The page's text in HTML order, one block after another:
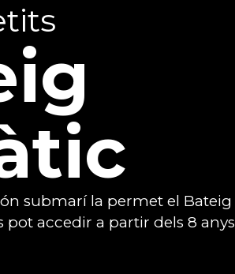
submarí la permet el Bateig
pot accedir a partir dels 8 anys